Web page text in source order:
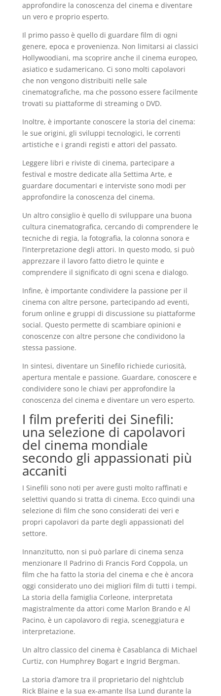
approfondire la conoscenza del cinema e diventare
un vero e proprio esperto.
Il primo passo è quello di guardare film di ogni
genere, epoca e provenienza. Non limitarsi ai classici
Hollywoodiani, ma scoprire anche il cinema europeo,
asiatico e sudamericano. Ci sono molti capolavori
che non vengono distribuiti nelle sale
cinematografiche, ma che possono essere facilmente
trovati su piattaforme di streaming o DVD.
Inoltre, è importante conoscere la storia del cinema:
le sue origini, gli sviluppi tecnologici, le correnti
artistiche e i grandi registi e attori del passato.
Leggere libri e riviste di cinema, partecipare a
festival e mostre dedicate alla Settima Arte, e
guardare documentari e interviste sono modi per
approfondire la conoscenza del cinema.
Un altro consiglio è quello di sviluppare una buona
cultura cinematografica, cercando di comprendere le
tecniche di regia, la fotografia, la colonna sonora e
l’interpretazione degli attori. In questo modo, si può
apprezzare il lavoro fatto dietro le quinte e
comprendere il significato di ogni scena e dialogo.
Infine, è importante condividere la passione per il
cinema con altre persone, partecipando ad eventi,
forum online e gruppi di discussione su piattaforme
social. Questo permette di scambiare opinioni e
conoscenze con altre persone che condividono la
stessa passione.
In sintesi, diventare un Sinefilo richiede curiosità,
apertura mentale e passione. Guardare, conoscere e
condividere sono le chiavi per approfondire la
conoscenza del cinema e diventare un vero esperto.
I film preferiti dei Sinefili:
una selezione di capolavori
del cinema mondiale
secondo gli appassionati più
accaniti
I Sinefili sono noti per avere gusti molto raffinati e
selettivi quando si tratta di cinema. Ecco quindi una
selezione di film che sono considerati dei veri e
propri capolavori da parte degli appassionati del
settore.
Innanzitutto, non si può parlare di cinema senza
menzionare Il Padrino di Francis Ford Coppola, un
film che ha fatto la storia del cinema e che è ancora
oggi considerato uno dei migliori film di tutti i tempi.
La storia della famiglia Corleone, interpretata
magistralmente da attori come Marlon Brando e Al
Pacino, è un capolavoro di regia, sceneggiatura e
interpretazione.
Un altro classico del cinema è Casablanca di Michael
Curtiz, con Humphrey Bogart e Ingrid Bergman.
La storia d’amore tra il proprietario del nightclub
Rick Blaine e la sua ex-amante Ilsa Lund durante la